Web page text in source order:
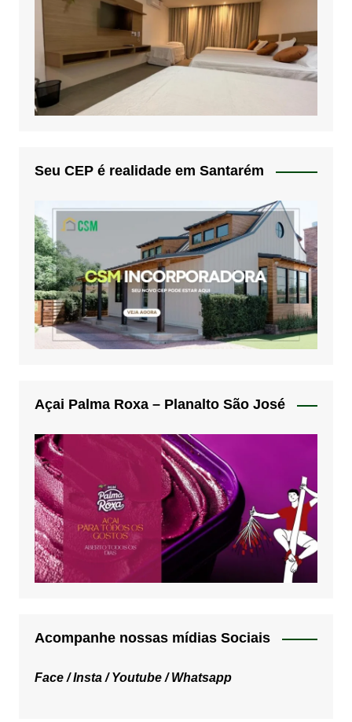
Seu CEP é realidade em Santarém
Açai Palma Roxa – Planalto São José
Acompanhe nossas mídias Sociais
Face /Insta /Youtube /Whatsapp